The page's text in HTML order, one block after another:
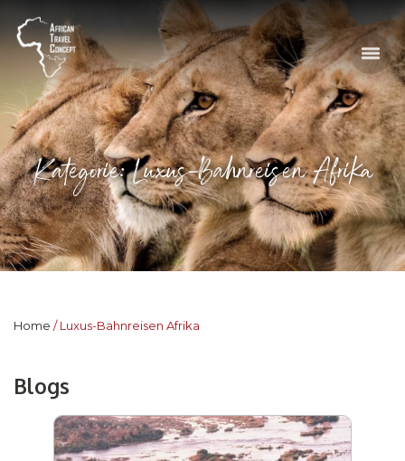
Kategorie: Luxus-Bahnreisen Afrika
Home Luxus-Bahnreisen Afrika
Blogs